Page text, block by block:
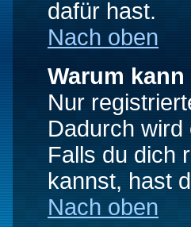
dafür hast.
Nach oben
Warum
Nur
Dadurch
Falls du dich
kannst, hast
Nach oben